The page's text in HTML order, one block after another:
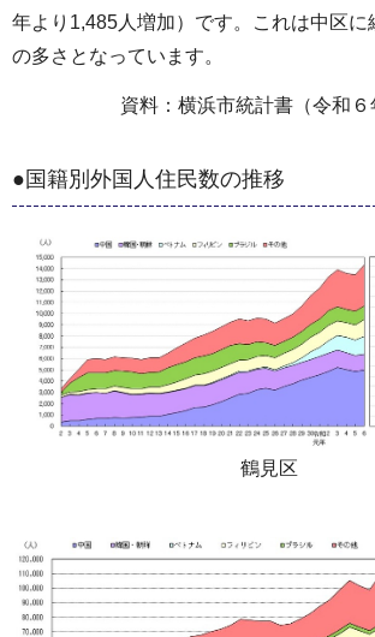
年より1,485人増加）です。これは中区に
の多さとなっています。
資料：横浜市統計書（令和６
●国籍別外国人住民数の推移
鶴見区